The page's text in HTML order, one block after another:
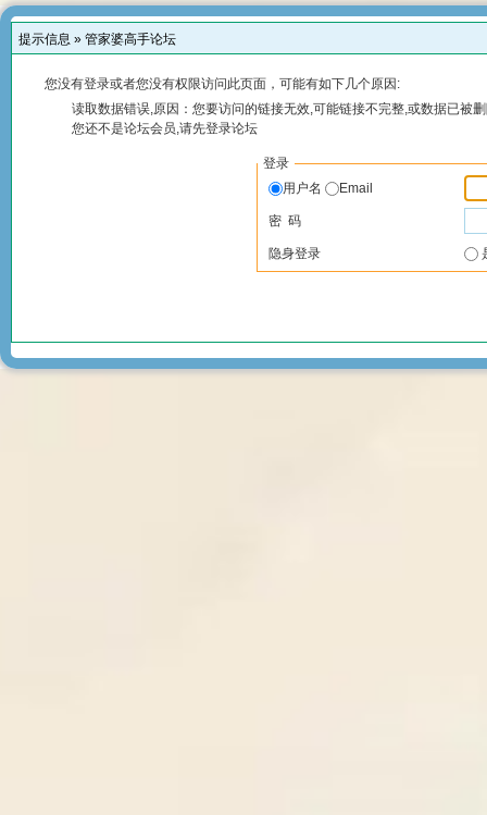
提示信息 » 管家婆高手论坛
您没有登录或者您没有权限访问此页面，可能有如下几个原因:
读取数据错误,原因：您要访问的链接无效,可能链接不完整,或数据已被
您还不是论坛会员,请先登录论坛
登录
用户名
Email
密 码
隐身登录